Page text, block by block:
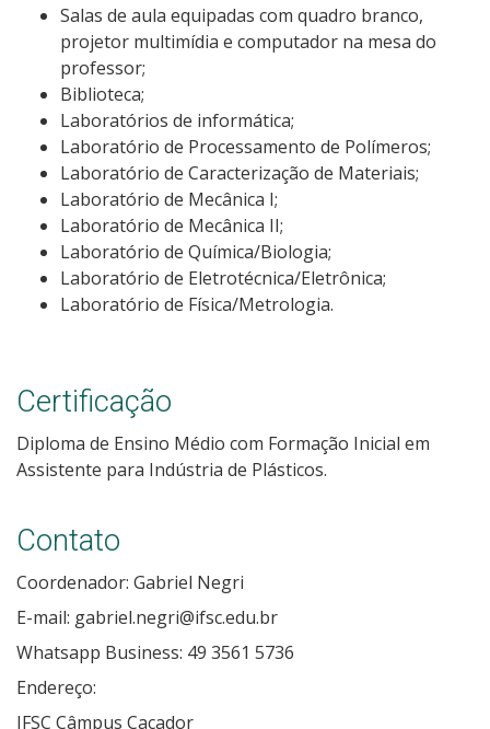
Salas de aula equipadas com quadro branco,
projetor multimídia e computador na mesa do
professor;
Biblioteca;
Laboratórios de informática;
Laboratório de Processamento de Polímeros;
Laboratório de Caracterização de Materiais;
Laboratório de Mecânica I;
Laboratório de Mecânica II;
Laboratório de Química/Biologia;
Laboratório de Eletrotécnica/Eletrônica;
Laboratório de Física/Metrologia.
Certificação
Diploma de Ensino Médio com Formação Inicial em
Assistente para Indústria de Plásticos.
Contato
Coordenador: Gabriel Negri
E-mail: gabriel.negri@ifsc.edu.br
Whatsapp Business: 49 3561 5736
Endereço:
IFSC Câmpus Caçador